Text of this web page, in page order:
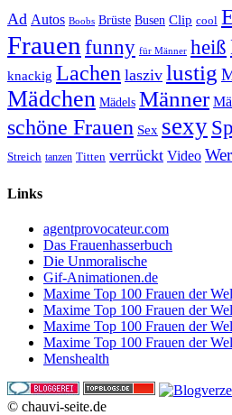
Ad Autos Boobs Brüste Busen Clip cool
Frauen funny für Männer heiß
knackig Lachen lasziv lustig
Mädchen Mädels Männer
schöne Frauen Sex sexy
Streich tanzen Titten verrückt Video
Links
agentprovocateur.com
Das Frauenhasserbuch
Die Unmoralische
Gif-Animationen.de
Maxime Top 100 Frauen der
Maxime Top 100 Frauen der
Maxime Top 100 Frauen der
Maxime Top 100 Frauen der
Menshealth
© chauvi-seite.de